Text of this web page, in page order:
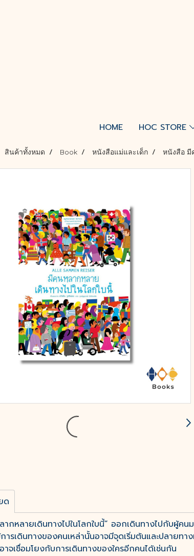
HOME HOC STORE
สินค้าทั้งหมด Book หนังสือแม่และเด็ก หนังสือ มี
ด
กหลายเดินทางไปในโลกใบนี้” ออกเดินทางไปกับผู้ค
การเดินทางของคนเหล่านั้นอาจมีจุดเริ่มต้นและปลาย
าจเชื่อมโยงกับการเดินทางของใครอีกคนได้เช่นกัน